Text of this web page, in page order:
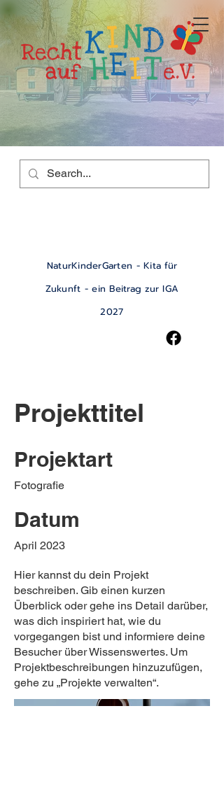
NaturKinderGarten - Kita für
Zukunft - ein Beitrag zur IGA
2027
Projekttitel
Projektart
Fotografie
Datum
April 2023
Hier kannst du dein Projekt
beschreiben. Gib einen kurzen
Überblick oder gehe ins Detail darüber,
was dich inspiriert hat, wie du
vorgegangen bist und informiere deine
Besucher über Wissenswertes. Um
Projektbeschreibungen hinzuzufügen,
gehe zu „Projekte verwalten“.